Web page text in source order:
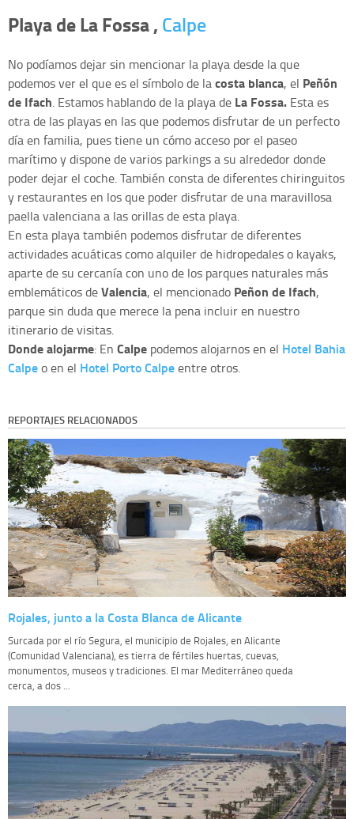
Playa de La Fossa , Calpe
No podíamos dejar sin mencionar la playa desde la que
podemos ver el que es el símbolo de lacosta blanca, el Peñón
de Ifach. Estamos hablando de la playa de La Fossa. Esta es
otra de las playas en las que podemos disfrutar de un perfecto
día en familia, pues tiene un cómo acceso por el paseo
marítimo y dispone de varios parkings a su alrededor donde
poder dejar el coche. También consta de diferentes chiringuitos
y restaurantes en los que poder disfrutar de una maravillosa
paella valenciana a las orillas de esta playa.
En esta playa también podemos disfrutar de diferentes
actividades acuáticas como alquiler de hidropedales o kayaks,
aparte de su cercanía con uno de los parques naturales más
emblemáticos deValencia, el mencionado Peñon de Ifach,
parque sin duda que merece la pena incluir en nuestro
itinerario de visitas.
Donde alojarme: En Calpe podemos alojarnos en el Hotel Bahia
Calpeo en el Hotel Porto Calpeentre otros.
REPORTAJES RELACIONADOS
Rojales, junto a la Costa Blanca de Alicante
Surcada por el río Segura, el municipio de Rojales, en Alicante
(Comunidad Valenciana), es tierra de fértiles huertas, cuevas,
monumentos, museos y tradiciones. El mar Mediterráneo queda
cerca, a dos ...